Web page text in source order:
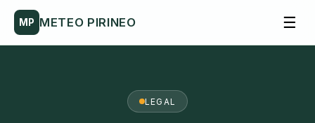
MP METEO PIRINEO ☰
LEGAL